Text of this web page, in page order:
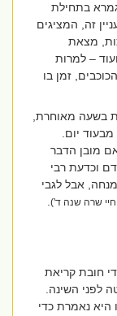
בתחילת
זה, המציגים
מצאת
– למרות
זמן בו
מאוחרת,
יום.
הדבר
רבי
אבל לגבי
שרה שנה ד') .
חובת קריאת
השינה.
נאמרת כדי